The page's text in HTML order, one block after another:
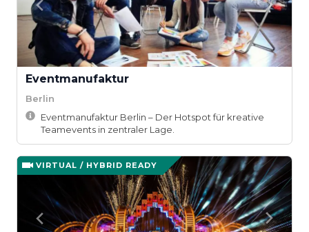
Eventmanufaktur
Berlin
Eventmanufaktur Berlin – Der Hotspot für kreative
Teamevents in zentraler Lage.
VIRTUAL / HYBRID READY